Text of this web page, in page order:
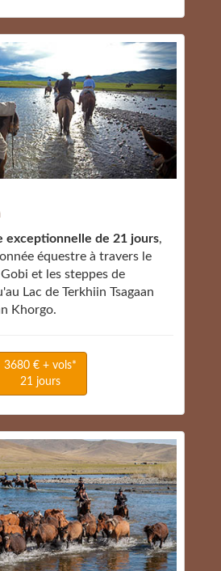
exceptionnelle de 21 jours,
équestre à travers le
et les steppes de
Lac de Terkhiin Tsagaan
Khorgo.
3680 € + vols*
21 jours